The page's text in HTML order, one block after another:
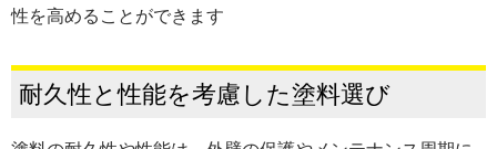
性を高めることができます
耐久性と性能を考慮した塗料選び